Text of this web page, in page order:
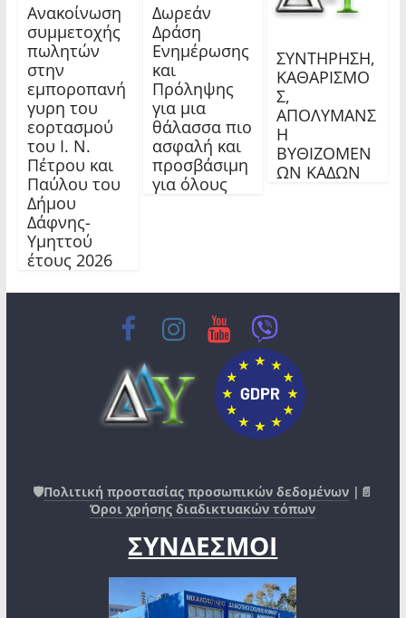
Ανακοίνωση
συμμετοχής
πωλητών
στην
εμποροπανή
γυρη του
εορτασμού
του Ι. Ν.
Πέτρου και
Παύλου του
Δήμου
Δάφνης-
Υμηττού
έτους 2026
Δωρεάν
Δράση
Ενημέρωσης
και
Πρόληψης
για μια
θάλασσα πιο
ασφαλή και
προσβάσιμη
για όλους
ΣΥΝΤΗΡΗΣΗ,
ΚΑΘΑΡΙΣΜΟ
Σ,
ΑΠΟΛΥΜΑΝΣ
Η
ΒΥΘΙΖΟΜΕΝ
ΩΝ ΚΑΔΩΝ
🛡️Πολιτική προστασίας προσωπικών δεδομένων |📄
Όροι χρήσης διαδικτυακών τόπων
ΣΥΝΔΕΣΜΟΙ